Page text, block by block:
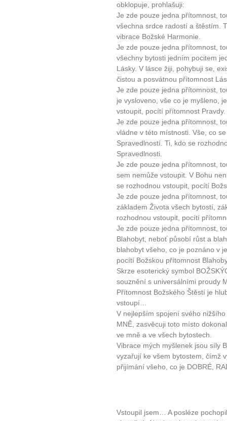
obklopuje, prohlašuji:
Je zde pouze jedna přítomnost,
všechna srdce radostí a štěstím.
vibrace Božské Harmonie.
Je zde pouze jedna přítomnost,
všechny bytosti jedním pocitem
Lásky. V lásce žiji, pohybuji se,
čistou a posvátnou přítomnost
Je zde pouze jedna přítomnost,
je vysloveno, vše co je myšleno,
vstoupit, pocítí přítomnost Pravdy.
Je zde pouze jedna přítomnost,
vládne v této místnosti. Vše, co
Spravedlností. Ti, kdo se
Spravedlnosti.
Je zde pouze jedna přítomnost,
sem nemůže vstoupit. V Bohu
se rozhodnou vstoupit, pocítí
Je zde pouze jedna přítomnost,
základem Života všech bytostí,
rozhodnou vstoupit, pocítí
Je zde pouze jedna přítomnost,
Blahobyt, neboť působí růst a
blahobyt všeho, co je poznáno v
pocítí Božskou přítomnost
Skrze esoterický symbol
souznění s universálními proudy
Přítomnost Božského Štěstí je
vstoupí…
V nejlepším spojení svého
MNĚ, zasvěcuji toto místo
ve mně a ve všech bytostech.
Vibrace mých myšlenek jsou síly
vyzařují ke všem bytostem, čímž
přijímání všeho, co je DOBRÉ,
Vstoupil jsem… A posléze